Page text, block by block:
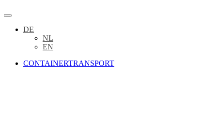
DE
NL
EN
CONTAINERTRANSPORT